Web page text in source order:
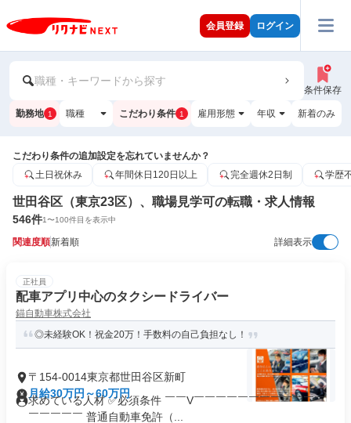
会員登録 ログイン
職種・キーワードから探す
条件保存
勤務地 1 職種 こだわり条件 1 雇用形態 年収 新着のみ
こだわり条件の追加設定を忘れていませんか？
土日祝休み
年間休日120日以上 完全週休2日制 学歴
世田谷区（東京23区）、職場見学可の転職・求人情報
546件1〜100件目を表示中
関連度順新着順 詳細表示
正社員
配車アプリ中心のタクシードライバー
錨自動車株式会社
◎未経験OK！祝金20万！手数料の自己負担なし！
〒154-0014東京都世田谷区新町
月給30万円～60万円
求めている人材 ✅必須条件 ￣￣V￣￣￣￣￣￣￣￣￣￣￣￣
￣￣￣￣￣ 普通自動車免許（...